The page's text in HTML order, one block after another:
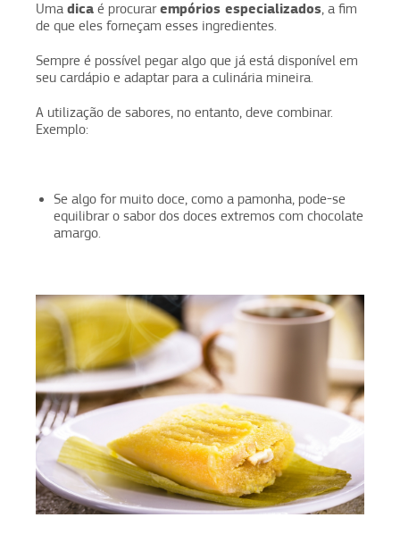
Uma dica é procurarempórios especializados, a fim
de que eles forneçam esses ingredientes.
Sempre é possível pegar algo que já está disponível em
seu cardápio e adaptar para a culinária mineira.
A utilização de sabores, no entanto, deve combinar.
Exemplo:
Se algo for muito doce, como a pamonha, pode-se
equilibrar o sabor dos doces extremos com chocolate
amargo.